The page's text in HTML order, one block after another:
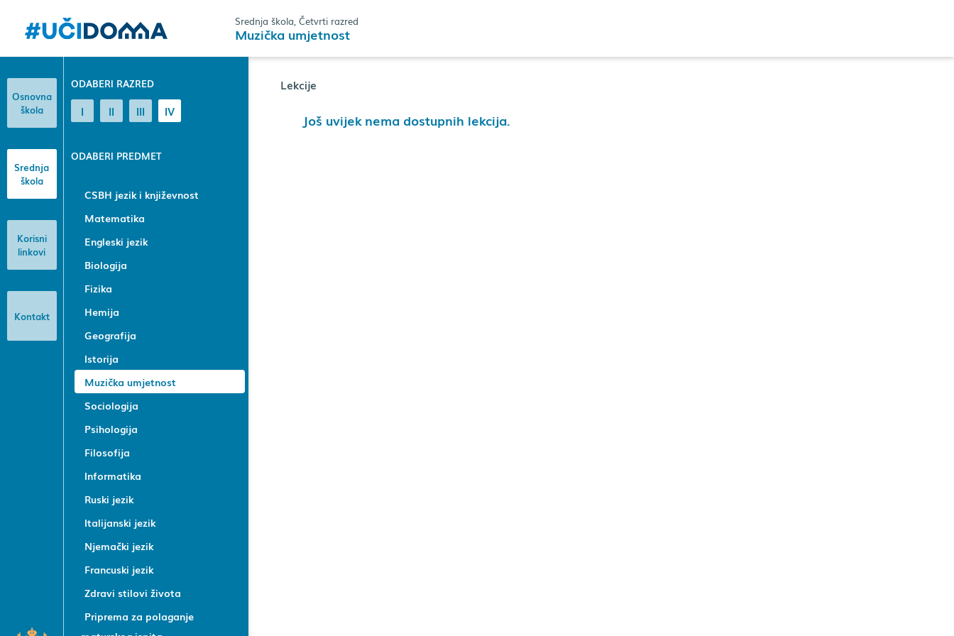
Srednja škola, Četvrti razred
Muzička umjetnost
Osnovna
škola
Srednja
škola
Korisni
linkovi
Kontakt
ODABERI RAZRED
I II III IV
ODABERI PREDMET
CSBH jezik i književnost
Matematika
Engleski jezik
Biologija
Fizika
Hemija
Geografija
Istorija
Muzička umjetnost
Sociologija
Psihologija
Filosofija
Informatika
Ruski jezik
Italijanski jezik
Njemački jezik
Francuski jezik
Zdravi stilovi života
Priprema za polaganje
Lekcije
Još uvijek nema dostupnih lekcija.